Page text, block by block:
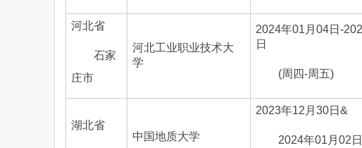
河北省
石家
庄市
河北工业职业技术大
学
2024年01月04日-
日
(周四-周五)
湖北省
中国地质大学
2023年12月30日&
2024年01月02